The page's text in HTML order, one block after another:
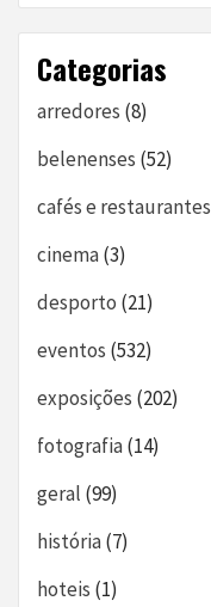
Categorias
arredores (8)
belenenses (52)
cafés e restaurantes
cinema(3)
desporto (21)
eventos (532)
exposições (202)
fotografia(14)
geral (99)
história(7)
hoteis (1)